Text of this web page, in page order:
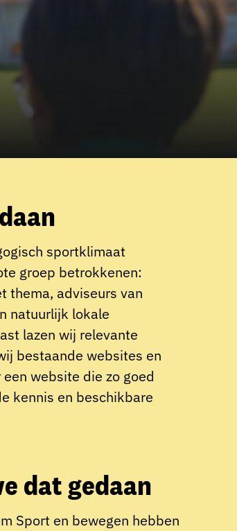
sportklimaat
groep betrokkenen:
thema, adviseurs van
natuurlijk lokale
lazen wij relevante
bestaande websites en
website die zo goed
kennis en beschikbare
dat gedaan
Sport en bewegen hebben